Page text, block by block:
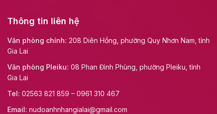
Thông tin liên hệ
Văn phòng chính: 208 Diên Hồng, phường Quy Nhơn Nam, tỉnh
Gia Lai
Văn phòng Pleiku: 08 Phan Đình Phùng, phường Pleiku, tỉnh
Gia Lai
Tel: 02563 821 859 – 0961 310 467
Email: nudoanhnhangialai@gmail.com